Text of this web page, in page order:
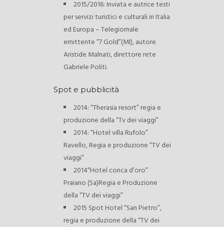
2015/2016: Inviata e autrice testi
per servizi turistici e culturali in Italia
ed Europa – Telegiornale
emittente “7 Gold”(MI), autore
Aristide Malnati, direttore rete
Gabriele Politi.
Spot e pubblicità
2014: “Therasia resort” regia e
produzione della “Tv dei viaggi”
2014: “Hotel villa Rufolo”
Ravello, Regia e produzione “TV dei
viaggi”
2014″Hotel conca d’oro”
Praiano (Sa)Regia e Produzione
della “TV dei viaggi”
2015 Spot Hotel “San Pietro”,
regia e produzione della “TV dei